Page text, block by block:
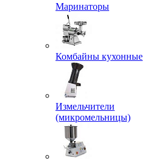
Маринаторы
Комбайны кухонные
Измельчители
(микромельницы)